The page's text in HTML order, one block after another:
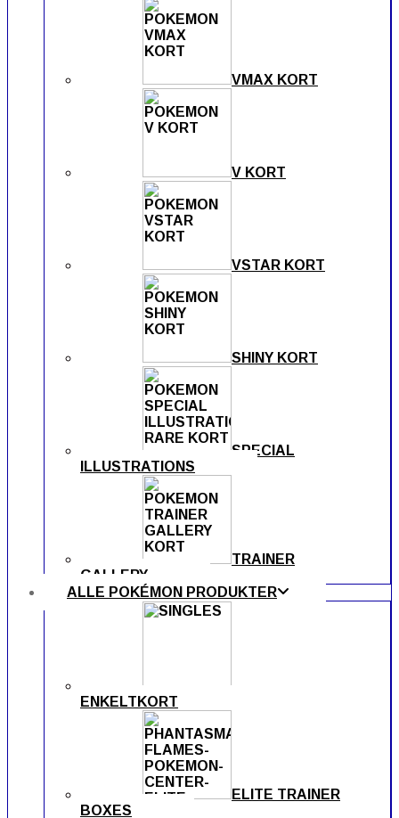
VMAX KORT
V KORT
VSTAR KORT
SHINY KORT
SPECIAL
ILLUSTRATIONS
TRAINER
GALLERY
ALLE POKÉMON PRODUKTER
ENKELTKORT
ELITE TRAINER
BOXES